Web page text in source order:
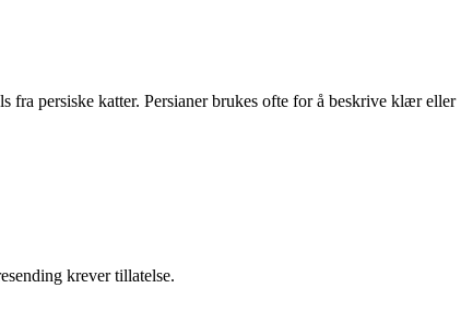
fra persiske katter. Persianer brukes ofte for å beskrive klær eller
krever tillatelse.